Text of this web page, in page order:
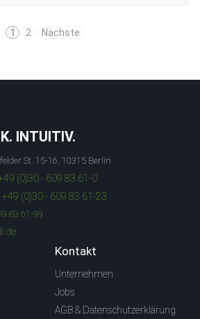
1 2 Nächste
INTUITIV.
St. 15-16, 10315 Berlin
(0)30 - 609 83 61-0
+49 (0)30 - 609 83 61-23
83 61-99
Kontakt
Unternehmen
Jobs
AGB & Datenschutzerklärung